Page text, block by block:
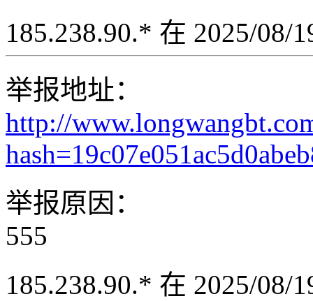
185.238.90.* 在 2025/08/
举报地址：
http://
举报原因：
555
185.238.90.* 在 2025/08/